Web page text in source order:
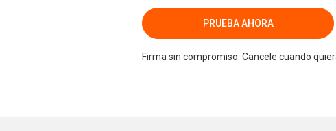
PRUEBA AHORA
Firma sin compromiso. Cancele cuando